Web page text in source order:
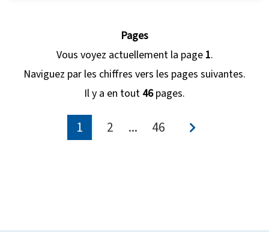
Pages
Vous voyez actuellement la page 1.
Naviguez par les chiffres vers les pages suivantes.
Il y a en tout 46pages.
1 2 ... 46